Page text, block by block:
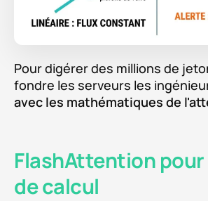
Pour digérer des millions de
fondre les serveurs les
avec les mathématiques de
FlashAttention
de calcul